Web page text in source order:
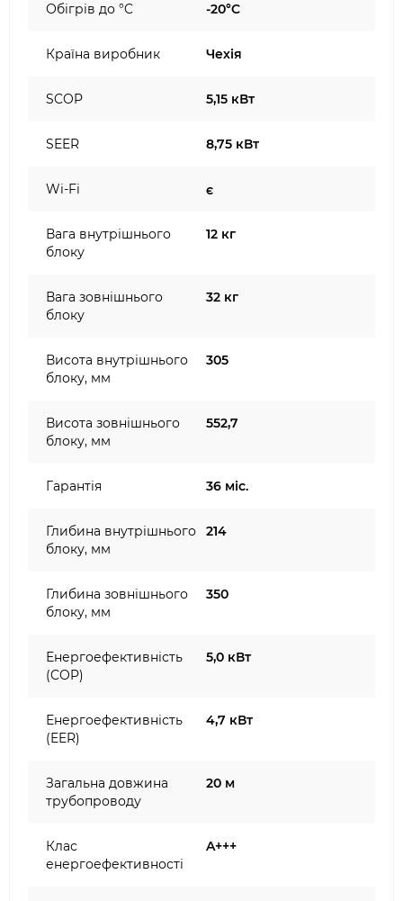
Обігрів до °C -20°C
Країна виробник Чехія
SCOP 5,15 кВт
SEER 8,75 кВт
Wi-Fi є
Вага внутрішнього
блоку
12 кг
Вага зовнішнього
блоку
32 кг
Висота внутрішнього
блоку, мм
305
Висота зовнішнього
блоку, мм
552,7
Гарантія 36 міс.
Глибина внутрішнього
блоку, мм
214
Глибина зовнішнього
блоку, мм
350
Енергоефективність
(COP)
5,0 кВт
Енергоефективність
(EER)
4,7 кВт
Загальна довжина
трубопроводу
20 м
Клас
енергоефективності
A+++